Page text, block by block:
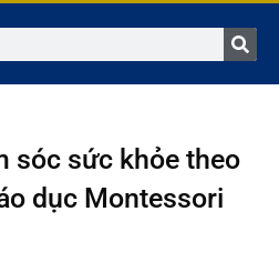
sóc sức khỏe theo
dục Montessori